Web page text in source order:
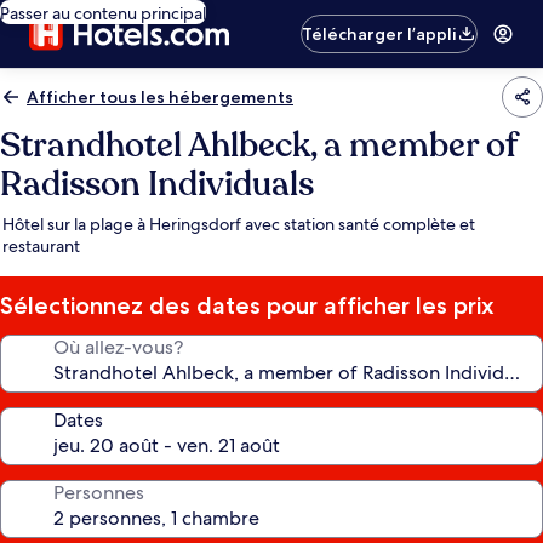
Passer au contenu principal
Télécharger l’appli
Afficher tous les hébergements
Strandhotel Ahlbeck, a member of
Radisson Individuals
Hôtel sur la plage à Heringsdorf avec station santé complète et
restaurant
Sélectionnez des dates pour afficher les prix
Où allez-vous?
Dates
Personnes